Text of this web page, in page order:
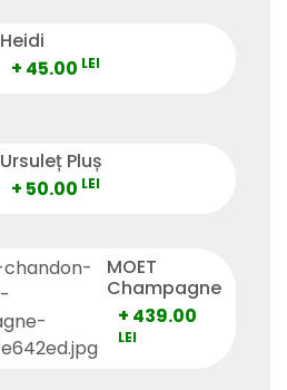
Heidi
+ 45.00 LEI
Ursuleț Pluș
+ 50.00 LEI
MOET
Champagne
+ 439.00
LEI